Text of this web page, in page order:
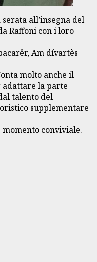
all’insegna del
Raffoni con i loro
Am dívartès
molto anche il
adattare la parte
talento del
supplementare
conviviale.